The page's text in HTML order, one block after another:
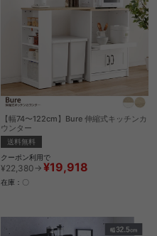
【幅74〜122cm】Bure 伸縮式キッチンカ
ウンター
送料無料
クーポン利用で
¥22,380→ ¥19,918
在庫：〇